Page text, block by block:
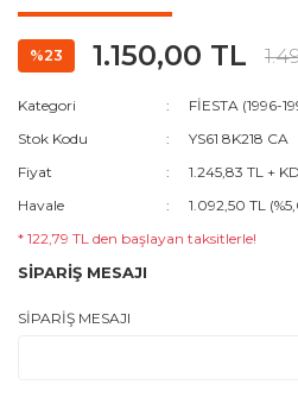
%23 1.150,00 TL
Kategori
FİESTA (1996-
Stok Kodu
YS61 8K218 CA
Fiyat
1.245,83 TL +
Havale
1.092,50 TL
* 122,79 TL den başlayan taksitlerle!
SİPARİŞ MESAJI
SİPARİŞ MESAJI